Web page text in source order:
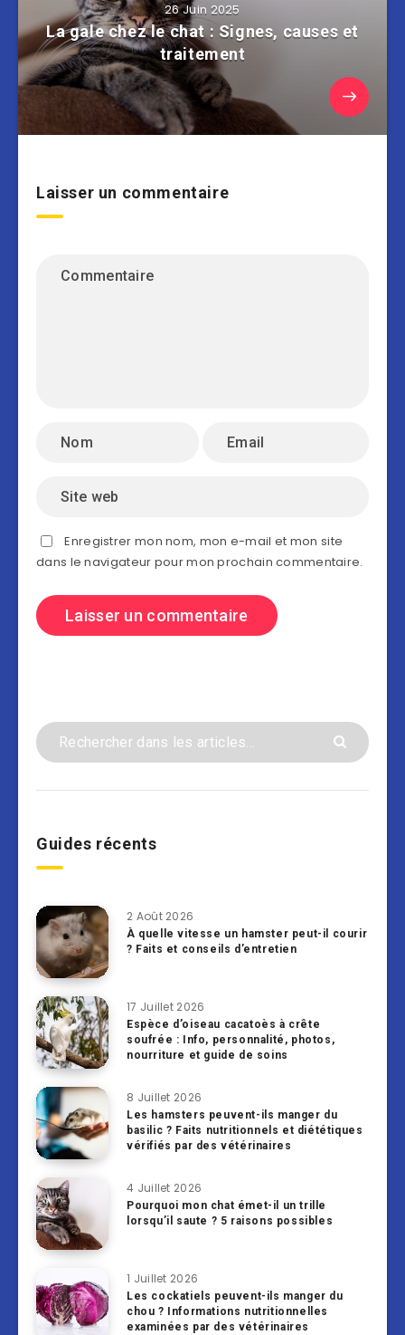
26 Juin 2025
La gale chez le chat : Signes, causes et
traitement
Laisser un commentaire
Enregistrer mon nom, mon e-mail et mon site
dans le navigateur pour mon prochain commentaire.
Guides récents
2 Août 2026
À quelle vitesse un hamster peut-il courir
? Faits et conseils d’entretien
17 Juillet 2026
Espèce d’oiseau cacatoès à crête
soufrée : Info, personnalité, photos,
nourriture et guide de soins
8 Juillet 2026
Les hamsters peuvent-ils manger du
basilic ? Faits nutritionnels et diététiques
vérifiés par des vétérinaires
4 Juillet 2026
Pourquoi mon chat émet-il un trille
lorsqu’il saute ? 5 raisons possibles
1 Juillet 2026
Les cockatiels peuvent-ils manger du
chou ? Informations nutritionnelles
examinées par des vétérinaires